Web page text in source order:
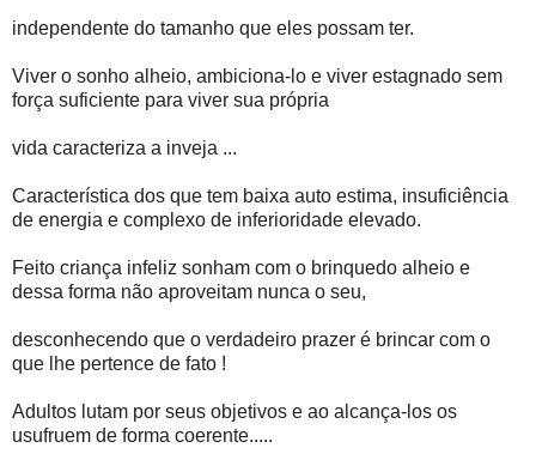
independente do tamanho que eles possam ter.
Viver o sonho alheio, ambiciona-lo e viver estagnado sem
força suficiente para viver sua própria
vida caracteriza a inveja ...
Característica dos que tem baixa auto estima, insuficiência
de energia e complexo de inferioridade elevado.
Feito criança infeliz sonham com o brinquedo alheio e
dessa forma não aproveitam nunca o seu,
desconhecendo que o verdadeiro prazer é brincar com o
que lhe pertence de fato !
Adultos lutam por seus objetivos e ao alcança-los os
usufruem de forma coerente.....